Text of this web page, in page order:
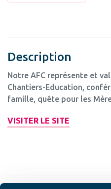
Description
Notre AFC représente et
Chantiers-Education,
famille, quête pour les
VISITER LE SITE